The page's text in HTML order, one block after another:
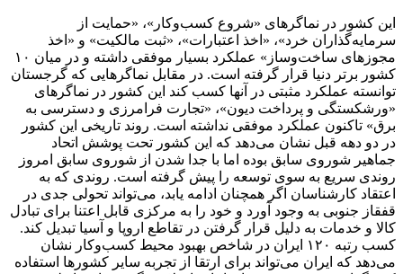
این کشور در نماگرهای «شروع کسب‌وکار»، «حمایت از
سرمایه‌گذاران خرد»، «اخذ اعتبارات»، «ثبت مالکیت» و «اخذ
مجوزهای ساخت‌وساز» عملکرد بسیار موفقی داشته و در میان ۱۰
کشور برتر دنیا قرار گرفته است. در مقابل نماگرهایی که گرجستان
توانسته عملکرد مثبتی در آنها کسب کند این کشور در نماگرهای
«ورشکستگی و پرداخت دیون»، «تجارت فرامرزی و دسترسی به
برق» تاکنون عملکرد موفقی نداشته است. روند تاریخی این کشور
در دو دهه قبل نشان می‌دهد که این کشور تحت پوشش اتحاد
جماهیر شوروی سابق بوده اما با جدا شدن از شوروی سابق امروز
روندی سریع به سوی توسعه را پیش گرفته است. روندی که به
اعتقاد کارشناسان اگر همچنان ادامه یابد، می‌تواند تحولی جدی در
قفقاز جنوبی به وجود آورد و خود را به مرکزی قابل اعتنا برای تبادل
کالا و خدمات به دلیل قرار گرفتن در تقاطع اروپا و آسیا تبدیل کند.
کسب رتبه ۱۲۰ ایران در شاخص بهبود محیط‌ کسب‌وکار نشان
می‌دهد که ایران می‌تواند برای ارتقا از تجربه سایر کشورها استفاده